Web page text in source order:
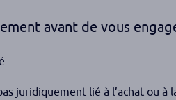
avant de vous
juridiquement lié à l’achat ou à